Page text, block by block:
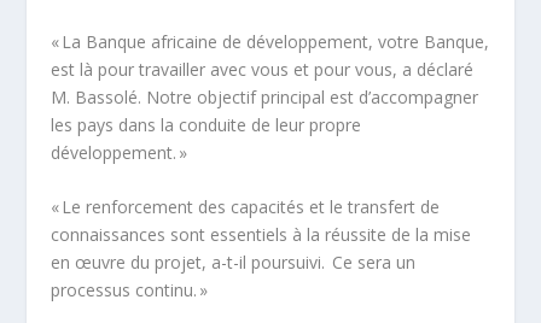
« La Banque africaine de développement, votre Banque,
est là pour travailler avec vous et pour vous, a déclaré
M. Bassolé. Notre objectif principal est d’accompagner
les pays dans la conduite de leur propre
développement. »
« Le renforcement des capacités et le transfert de
connaissances sont essentiels à la réussite de la mise
en œuvre du projet, a-t-il poursuivi. Ce sera un
processus continu. »